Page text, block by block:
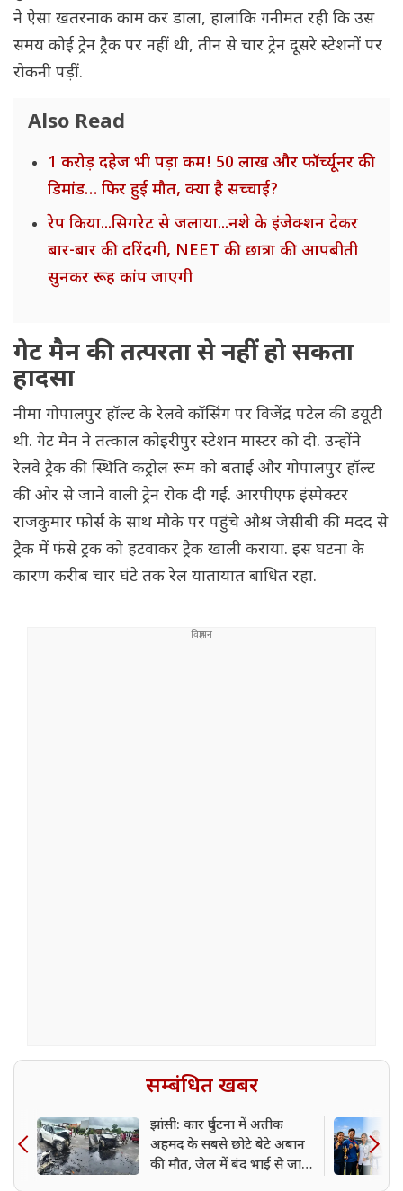
ने ऐसा खतरनाक काम कर डाला, हालांकि गनीमत रही कि उस
समय कोई ट्रेन ट्रैक पर नहीं थी, तीन से चार ट्रेन दूसरे स्टेशनों पर
रोकनी पड़ीं.
Also Read
1 करोड़ दहेज भी पड़ा कम! 50 लाख और फॉर्च्यूनर की
डिमांड… फिर हुई मौत, क्या है सच्चाई?
रेप किया...सिगरेट से जलाया...नशे के इंजेक्शन देकर
बार-बार की दरिंदगी, NEET की छात्रा की आपबीती
सुनकर रूह कांप जाएगी
गेट मैन की तत्परता से नहीं हो सकता
हादसा
नीमा गोपालपुर हॉल्ट के रेलवे कॉस्रिंग पर विजेंद्र पटेल की डयूटी
थी. गेट मैन ने तत्काल कोइरीपुर स्टेशन मास्टर को दी. उन्होंने
रेलवे ट्रैक की स्थिति कंट्रोल रूम को बताई और गोपालपुर ‌हॉल्ट
की ओर से जाने वाली ट्रेन रोक दी गईं. आरपीएफ इंस्पेक्टर
राजकुमार फोर्स के साथ मौके पर पहुंचे औश्र जेसीबी की मदद से
ट्रैक में फंसे ट्रक को हटवाकर ट्रैक खाली कराया. इस घटना के
कारण करीब चार घंटे तक रेल यातायात बा‌धित रहा.
सम्बंधित खबर
झांसी: कार दुर्घटना में अतीक
अहमद के सबसे छोटे बेटे अबान
की मौत, जेल में बंद भाई से जा